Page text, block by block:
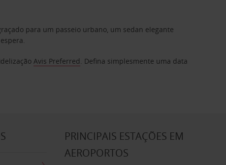
para um passeio urbano, um sedan elegante
Avis Preferred. Defina simplesmente uma data
PRINCIPAIS ESTAÇÕES EM
AEROPORTOS